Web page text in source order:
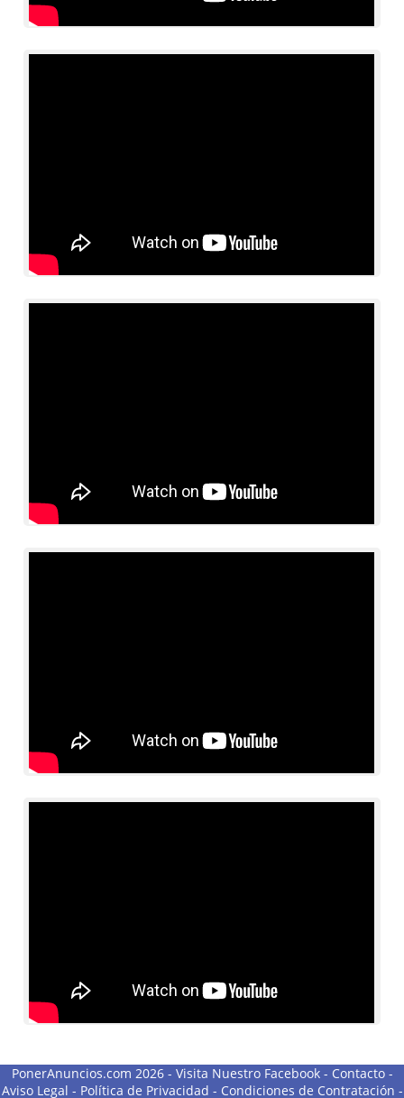
PonerAnuncios.com 2026 - Visita Nuestro Facebook- Contacto-
Aviso Legal - Política de Privacidad - Condiciones de Contratación -